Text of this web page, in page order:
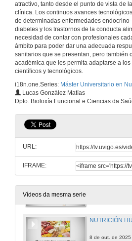
atractivo, tanto desde el punto de vista de
clínica. Los continuos avances
de determinadas enfermedades
diabetes y los trastornos de la conducta
necesidad de contar con profesionales
ámbito para poder dar una adecuada
sanitarios que se presentan, pero también
académica que les permita adaptarse a
científicos y tecnológicos.
i18n.one.Series: Máster Universitario en
Lucas González Matías
Dpto. Bioloxía Funcional e Ciencias da
URL:
IFRAME:
Vídeos da mesma serie
2 de out. de 2025
3 de out. de 2025
3 de out. de 2025
8 de out. de 2025